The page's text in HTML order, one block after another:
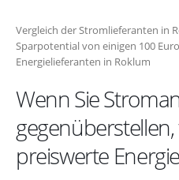
Vergleich der Stromlieferanten in
Sparpotential von einigen 100
Energielieferanten in Roklum
Wenn Sie
preiswerte